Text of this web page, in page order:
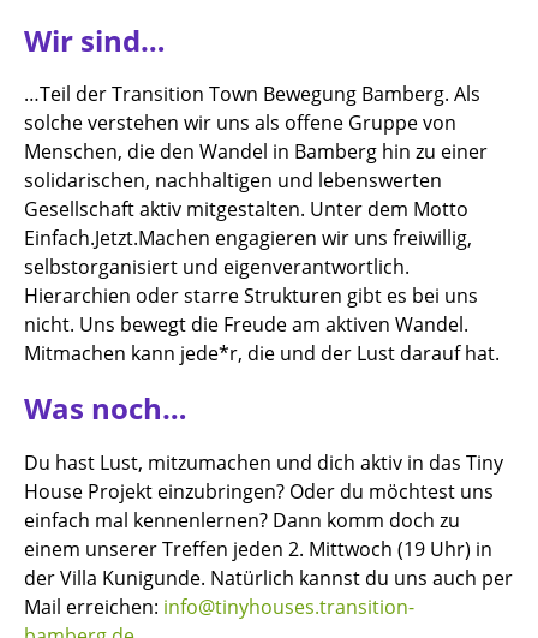
Wir sind…
…Teil der Transition Town Bewegung Bamberg. Als
solche verstehen wir uns als offene Gruppe von
Menschen, die den Wandel in Bamberg hin zu einer
solidarischen, nachhaltigen und lebenswerten
Gesellschaft aktiv mitgestalten. Unter dem Motto
Einfach.Jetzt.Machen engagieren wir uns freiwillig,
selbstorganisiert und eigenverantwortlich.
Hierarchien oder starre Strukturen gibt es bei uns
nicht. Uns bewegt die Freude am aktiven Wandel.
Mitmachen kann jede*r, die und der Lust darauf hat.
Was noch…
Du hast Lust, mitzumachen und dich aktiv in das Tiny
House Projekt einzubringen? Oder du möchtest uns
einfach mal kennenlernen? Dann komm doch zu
einem unserer Treffen jeden 2. Mittwoch (19 Uhr) in
der Villa Kunigunde. Natürlich kannst du uns auch per
Mail erreichen: info@tinyhouses.transition-